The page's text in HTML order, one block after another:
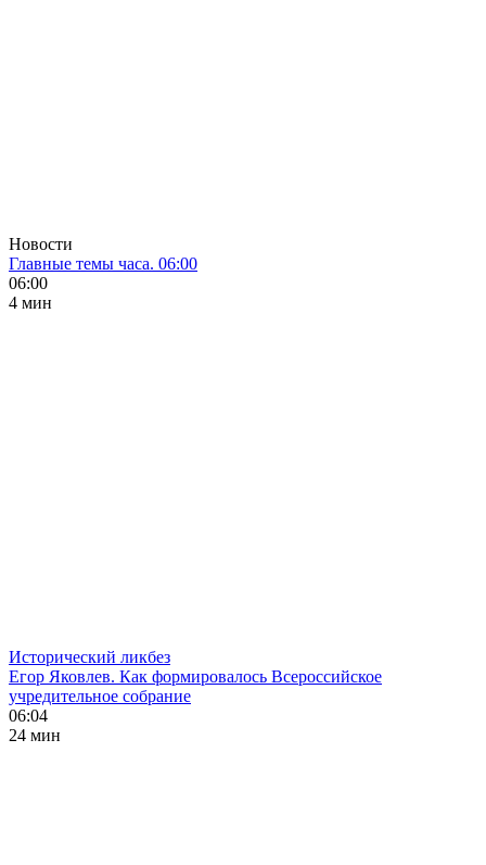
Новости
Главные темы часа. 06:00
06:00
4 мин
Исторический ликбез
Егор Яковлев. Как формировалось Всероссийское
учредительное собрание
06:04
24 мин